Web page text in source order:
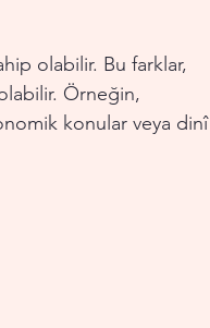
olabilir. Bu farklar,
Örneğin,
konular veya dinî